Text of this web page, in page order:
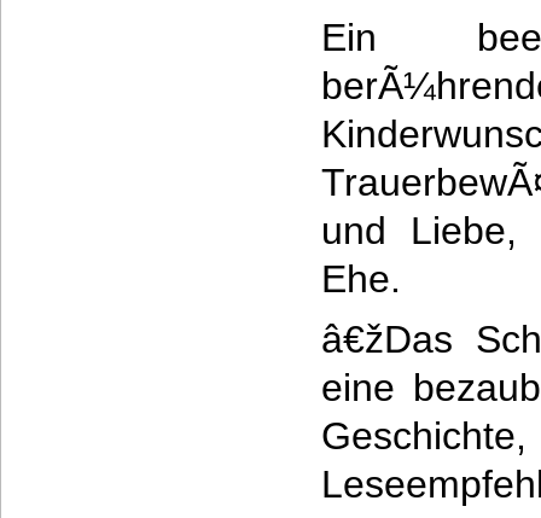
Ein
und Liebe,
Ehe.
â€žDas
eine